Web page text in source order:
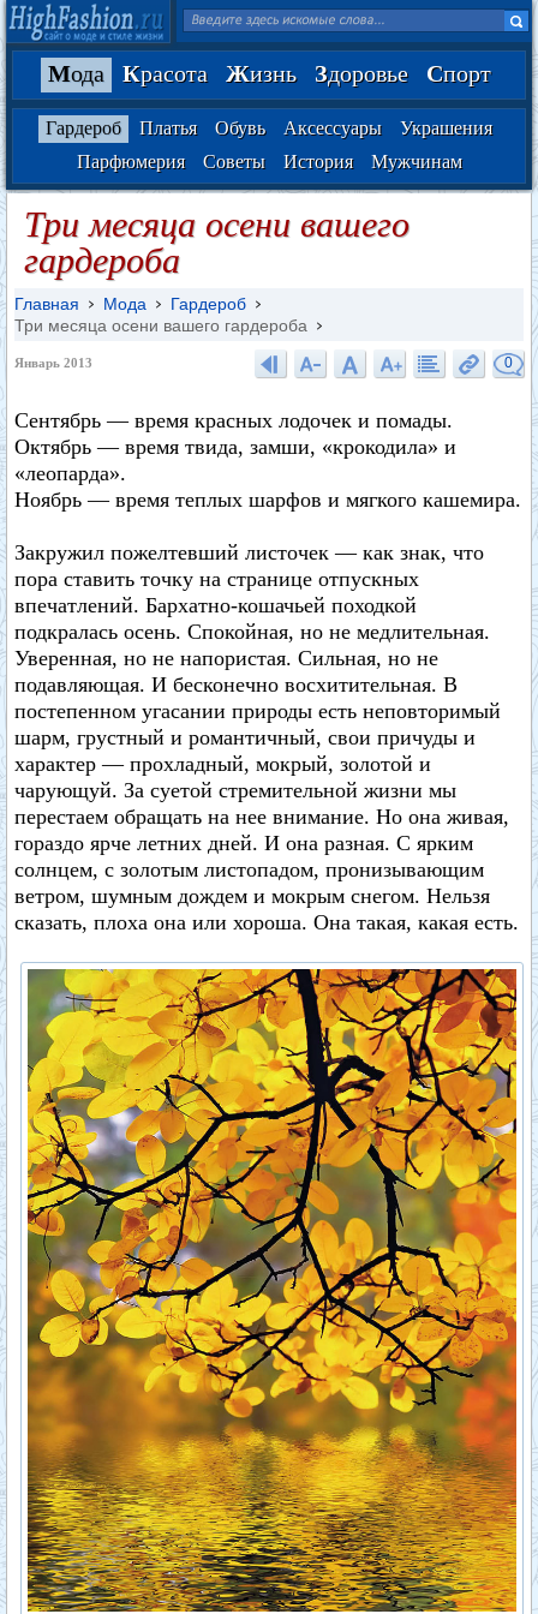
Мода Красота Жизнь Здоровье Спорт
Гардероб Платья Обувь Аксессуары
Украшения
Парфюмерия
Советы История Мужчинам
Три месяца осени вашего
гардероба
Главная Мода
Гардероб
Три месяца осени вашего гардероба
Январь 2013 0
Сентябрь — время красных лодочек и помады.
Октябрь — время твида, замши, «крокодила» и
«леопарда».
Ноябрь — время теплых шарфов и мягкого кашемира.
Закружил пожелтевший листочек — как знак, что
пора ставить точку на странице отпускных
впечатлений. Бархатно-кошачьей походкой
подкралась осень. Спокойная, но не медлительная.
Уверенная, но не напористая. Сильная, но не
подавляющая. И бесконечно восхитительная. В
постепенном угасании природы есть неповторимый
шарм, грустный и романтичный, свои причуды и
характер — прохладный, мокрый, золотой и
чарующуй. За суетой стремительной жизни мы
перестаем обращать на нее внимание. Но она живая,
гораздо ярче летних дней. И она разная. С ярким
солнцем, с золотым листопадом, пронизывающим
ветром, шумным дождем и мокрым снегом. Нельзя
сказать, плоха она или хороша. Она такая, какая есть.